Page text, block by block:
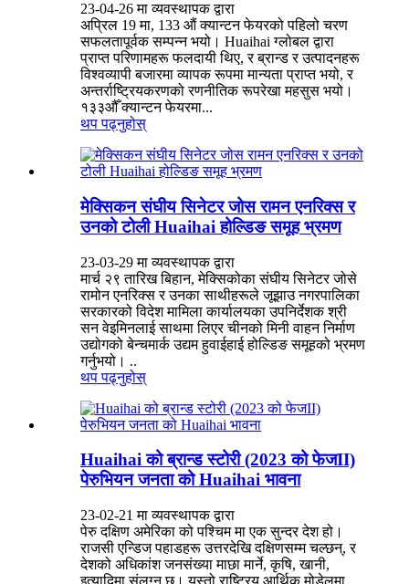
23-04-26 मा व्यवस्थापक द्वारा
अप्रिल 19 मा, 133 औं क्यान्टन फेयरको पहिलो चरण
सफलतापूर्वक सम्पन्न भयो। Huaihai ग्लोबल द्वारा
प्राप्त परिणामहरू फलदायी थिए, र ब्रान्ड र उत्पादनहरू
विश्वव्यापी बजारमा व्यापक रूपमा मान्यता प्राप्त भयो, र
अन्तर्राष्ट्रियकरणको रणनीतिक रूपरेखा महसुस भयो।
१३३औँ क्यान्टन फेयरमा...
थप पढ्नुहोस्
मेक्सिकन संघीय सिनेटर जोस रामन एनरिक्स र
उनको टोली Huaihai होल्डिङ समूह भ्रमण
23-03-29 मा व्यवस्थापक द्वारा
मार्च २९ तारिख बिहान, मेक्सिकोका संघीय सिनेटर जोसे
रामोन एनरिक्स र उनका साथीहरूले जूझाउ नगरपालिका
सरकारको विदेश मामिला कार्यालयका उपनिर्देशक श्री
सन वेइमिनलाई साथमा लिएर चीनको मिनी वाहन निर्माण
उद्योगको बेन्चमार्क उद्यम हुवाईहाई होल्डिङ समूहको भ्रमण
गर्नुभयो। ..
थप पढ्नुहोस्
Huaihai को ब्रान्ड स्टोरी (2023 को फेजII)
पेरुभियन जनता को Huaihai भावना
23-02-21 मा व्यवस्थापक द्वारा
पेरु दक्षिण अमेरिका को पश्चिम मा एक सुन्दर देश हो।
राजसी एन्डिज पहाडहरू उत्तरदेखि दक्षिणसम्म चल्छन्, र
देशको अधिकांश जनसंख्या माछा मार्ने, कृषि, खानी,